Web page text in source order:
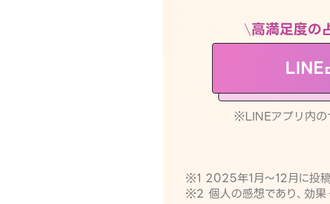
高満足度の
LINE
※LINEアプリ内の
※1 2025年1月〜12月に投稿
※2 個人の感想であり、効果